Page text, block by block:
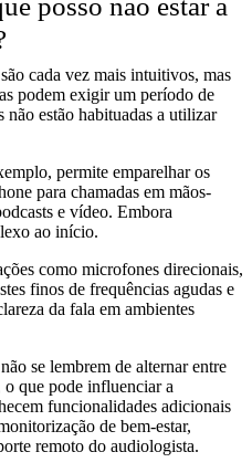
posso não estar a
cada vez mais intuitivos, mas
podem exigir um período de
não estão habituadas a utilizar
permite emparelhar os
para chamadas em mãos-
e vídeo. Embora
ao início.
como microfones direcionais,
finos de frequências agudas e
da fala em ambientes
se lembrem de alternar entre
o que pode influenciar a
funcionalidades adicionais
de bem-estar,
remoto do audiologista.